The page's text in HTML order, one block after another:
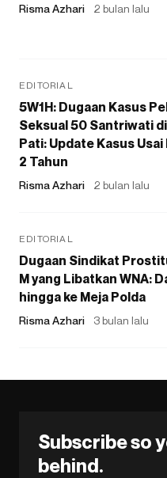
Risma Azhari 2 bulan lalu
EDITORIAL
5W1H: Dugaan Kasus
Seksual 50 Santriwati
Pati: Update Kasus
2 Tahun
Risma Azhari 2 bulan lalu
EDITORIAL
Dugaan Sindikat
M yang Libatkan WNA:
hingga ke Meja Polda
Risma Azhari 3 bulan lalu
Subscribe so
behind.